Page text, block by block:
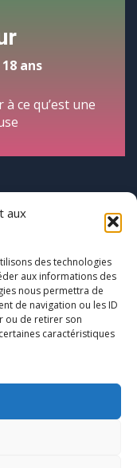
aux
des technologies
aux informations des
nous permettra de
de navigation ou les ID
ou de retirer son
caractéristiques
ans
ce qu’est une
par la